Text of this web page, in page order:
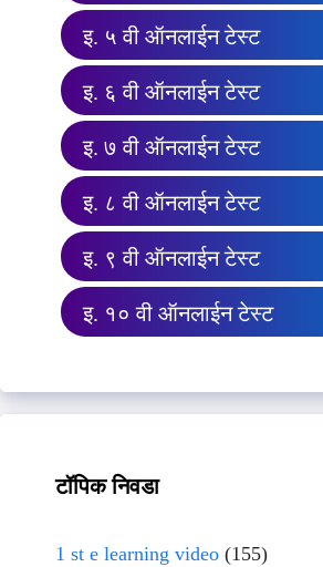
इ. ५ वी ऑनलाईन टेस्ट
इ. ६ वी ऑनलाईन टेस्ट
इ. ७ वी ऑनलाईन टेस्ट
इ. ८ वी ऑनलाईन टेस्ट
इ. ९ वी ऑनलाईन टेस्ट
इ. १० वी ऑनलाईन टेस्ट
टॉपिक निवडा
1 st e learning video (155)